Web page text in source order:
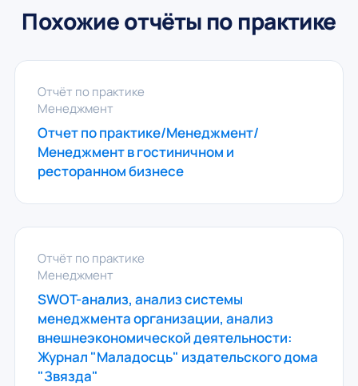
Похожие отчёты по практике
Отчёт по практике
Менеджмент
Отчет по практике/Менеджмент/
Менеджмент в гостиничном и
ресторанном бизнесе
Отчёт по практике
Менеджмент
SWOT-анализ, анализ системы
менеджмента организации, анализ
внешнеэкономической деятельности:
Журнал "Маладосць" издательского дома
"Звязда"